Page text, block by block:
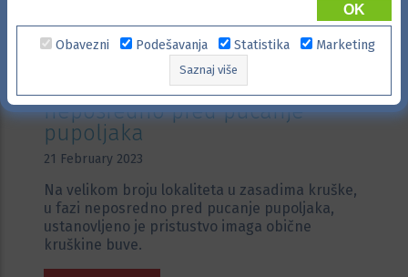
Zaštita zasada kruške
neposredno pred pucanje
pupoljaka
21 February 2023
Na velikom broju lokaliteta u zasadima kruške,
u fazi neposredno pred pucanje pupoljaka,
ustanovljeno je pristustvo imaga obične
kruškine buve.
OK
Obavezni Podešavanja Statistika Marketing
Saznaj više